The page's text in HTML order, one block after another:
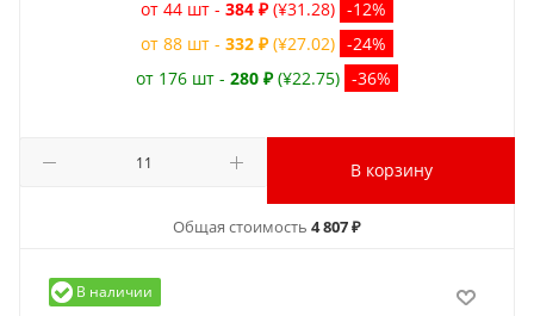
от 44 шт - 384 ₽ (¥31.28) -12%
от 88 шт - 332 ₽ (¥27.02) -24%
от 176 шт - 280 ₽ (¥22.75) -36%
В корзину
Общая стоимость 4 807 ₽
В наличии